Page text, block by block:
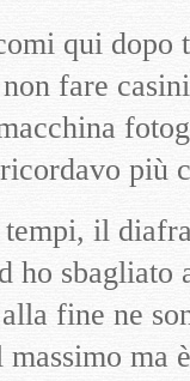
qui dopo
fare
più
il
ho
fine ne
ma